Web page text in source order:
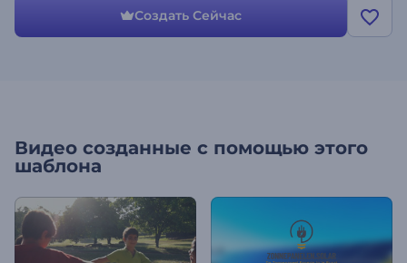
для соцсетей” станет незаменимым помощником при
создании, редактировании и распространении видеороликов
Создать Сейчас
Видео созданные с помощью этого
шаблона